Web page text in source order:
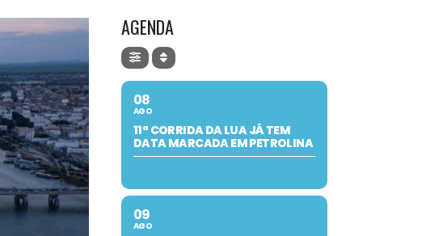
AGENDA
08
AGO
11ª CORRIDA DA LUA JÁ TEM
DATA MARCADA EM PETROLINA
09
AGO